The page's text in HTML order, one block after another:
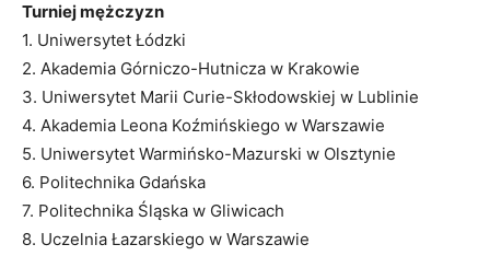
Turniej mężczyzn
1. Uniwersytet Łódzki
2. Akademia Górniczo-Hutnicza w Krakowie
3. Uniwersytet Marii Curie-Skłodowskiej w Lublinie
4. Akademia Leona Koźmińskiego w Warszawie
5. Uniwersytet Warmińsko-Mazurski w Olsztynie
6. Politechnika Gdańska
7. Politechnika Śląska w Gliwicach
8. Uczelnia Łazarskiego w Warszawie